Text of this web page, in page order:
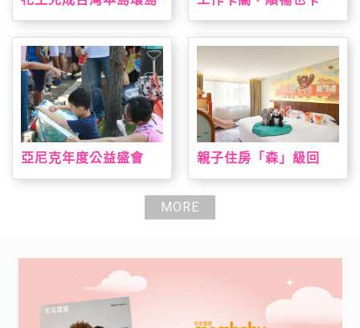
更有力
亞尼克年度公益盛會
趣，早鳥報到就送手撕
親子住房「森」級回
房結合台灣動物、溜滑
梯、遊戲室全日通一次
MORE